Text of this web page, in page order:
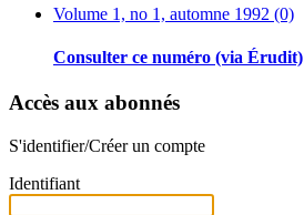
Volume 1, no 1, automne 1992 (0)
Consulter ce numéro (via Érudit)
Accès aux abonnés
S'identifier/Créer un compte
Identifiant